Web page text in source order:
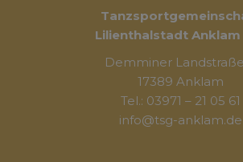
Lilienthalstadt Anklam
Demminer
17389 Anklam
Tel.: 03971 – 21 05 61
info@tsg-anklam.de